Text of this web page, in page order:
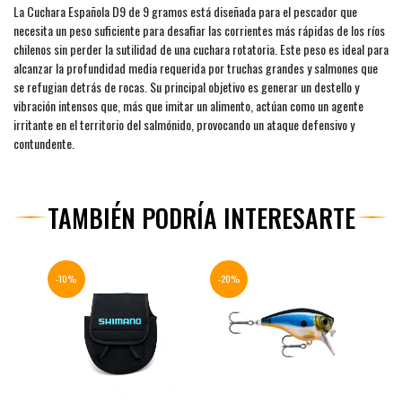
La Cuchara Española D9 de 9 gramos está diseñada para el pescador que
necesita un peso suficiente para desafiar las corrientes más rápidas de los ríos
chilenos sin perder la sutilidad de una cuchara rotatoria. Este peso es ideal para
alcanzar la profundidad media requerida por truchas grandes y salmones que
se refugian detrás de rocas. Su principal objetivo es generar un destello y
vibración intensos que, más que imitar un alimento, actúan como un agente
irritante en el territorio del salmónido, provocando un ataque defensivo y
contundente.
TAMBIÉN PODRÍA INTERESARTE
-10% -20%